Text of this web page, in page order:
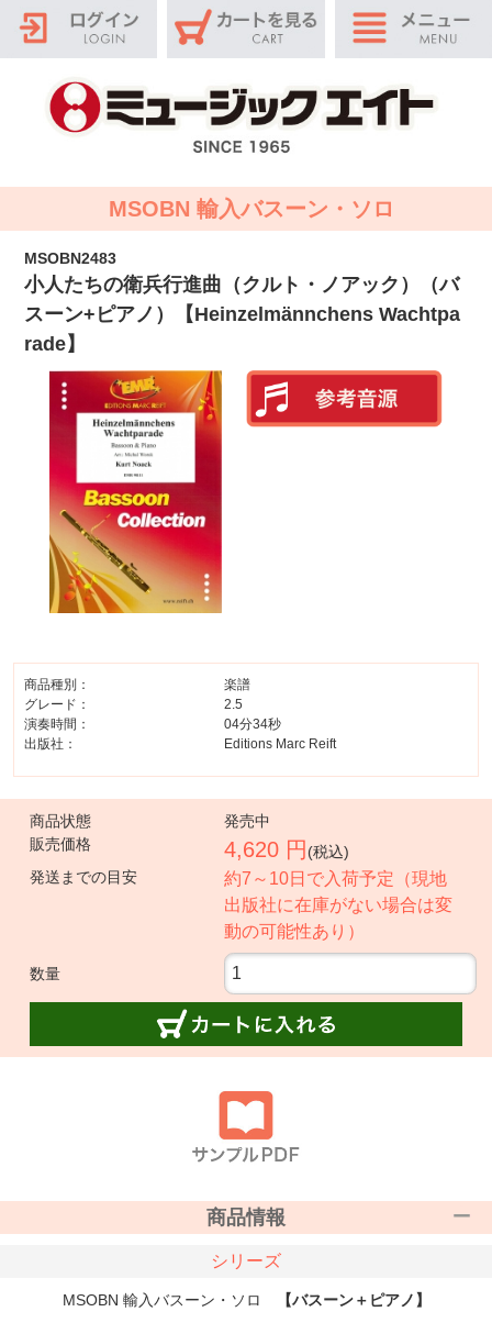
MSOBN 輸入バスーン・ソロ
MSOBN2483
小人たちの衛兵行進曲（クルト・ノアック）（バ
スーン+ピアノ）【Heinzelmännchens Wachtpa
rade】
商品種別：
楽譜
グレード：
2.5
演奏時間：
04分34秒
出版社：
Editions Marc Reift
商品状態
発売中
販売価格
4,620 円 (税込)
発送までの目安
約7～10日で入荷予定（現地
出版社に在庫がない場合は変
動の可能性あり）
数量
商品情報
シリーズ
MSOBN 輸入バスーン・ソロ 【バスーン＋ピアノ】